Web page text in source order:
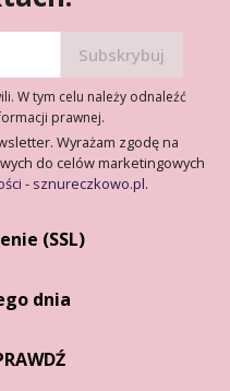
W tym celu należy odnaleźć
prawnej.
Wyrażam zgodę na
do celów marketingowych
- sznureczkowo.pl.
(SSL)
dnia